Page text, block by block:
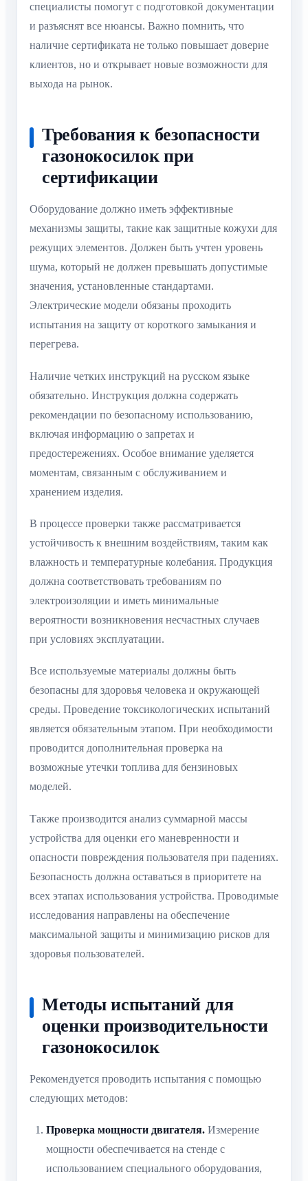
специалисты помогут с подготовкой документации
и разъяснят все нюансы. Важно помнить, что
наличие сертификата не только повышает доверие
клиентов, но и открывает новые возможности для
выхода на рынок.
Требования к безопасности
газонокосилок при
сертификации
Оборудование должно иметь эффективные
механизмы защиты, такие как защитные кожухи для
режущих элементов. Должен быть учтен уровень
шума, который не должен превышать допустимые
значения, установленные стандартами.
Электрические модели обязаны проходить
испытания на защиту от короткого замыкания и
перегрева.
Наличие четких инструкций на русском языке
обязательно. Инструкция должна содержать
рекомендации по безопасному использованию,
включая информацию о запретах и
предостережениях. Особое внимание уделяется
моментам, связанным с обслуживанием и
хранением изделия.
В процессе проверки также рассматривается
устойчивость к внешним воздействиям, таким как
влажность и температурные колебания. Продукция
должна соответствовать требованиям по
электроизоляции и иметь минимальные
вероятности возникновения несчастных случаев
при условиях эксплуатации.
Все используемые материалы должны быть
безопасны для здоровья человека и окружающей
среды. Проведение токсикологических испытаний
является обязательным этапом. При необходимости
проводится дополнительная проверка на
возможные утечки топлива для бензиновых
моделей.
Также производится анализ суммарной массы
устройства для оценки его маневренности и
опасности повреждения пользователя при падениях.
Безопасность должна оставаться в приоритете на
всех этапах использования устройства. Проводимые
исследования направлены на обеспечение
максимальной защиты и минимизацию рисков для
здоровья пользователей.
Методы испытаний для
оценки производительности
газонокосилок
Рекомендуется проводить испытания с помощью
следующих методов:
Проверка мощности двигателя. Измерение
мощности обеспечивается на стенде с
использованием специального оборудования,